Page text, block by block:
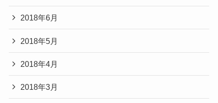
2018年6月
2018年5月
2018年4月
2018年3月